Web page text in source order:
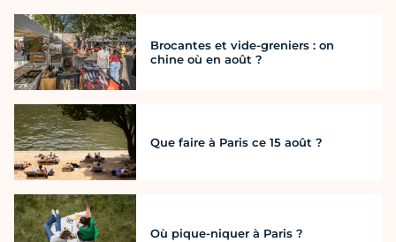
Brocantes et vide-greniers : on
chine où en août ?
Que faire à Paris ce 15 août ?
Où pique-niquer à Paris ?